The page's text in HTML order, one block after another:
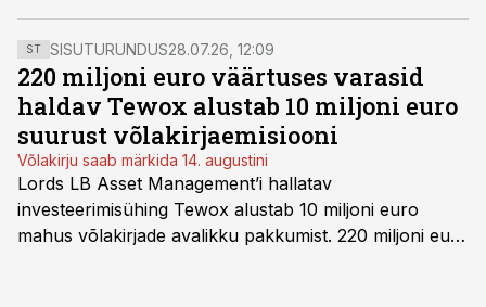
eurot
ST SISUTURUNDUS28.07.26, 12:09
220 miljoni euro väärtuses varasid
haldav Tewox alustab 10 miljoni euro
suurust võlakirjaemisiooni
Võlakirju saab märkida 14. augustini
Lords LB Asset Management’i hallatav
investeerimisühing Tewox alustab 10 miljoni euro
mahus võlakirjade avalikku pakkumist. 220 miljoni euro